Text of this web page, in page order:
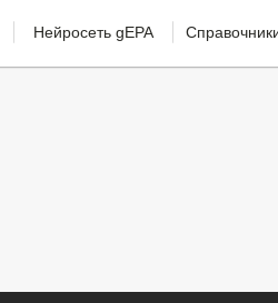
Нейросеть gEPA